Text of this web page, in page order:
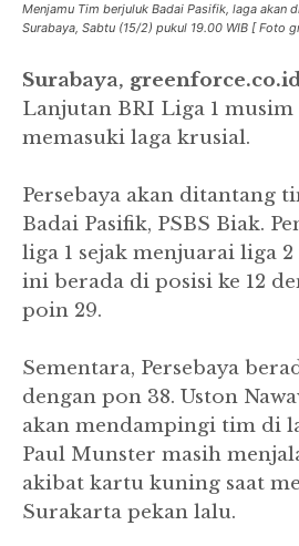
Menjamu Tim berjuluk Badai Pasifik, laga akan
Surabaya, Sabtu (15/2) pukul 19.00 WIB [ Foto
Surabaya,
Lanjutan BRI Liga 1 musim
memasuki laga krusial.
Persebaya akan ditantang
Badai Pasifik, PSBS Biak.
liga 1 sejak menjuarai liga
ini berada di posisi ke 12
poin 29.
Sementara, Persebaya
dengan pon 38. Uston
akan mendampingi tim di
Paul Munster masih
akibat kartu kuning saat
Surakarta pekan lalu.